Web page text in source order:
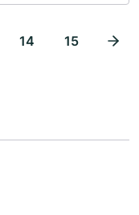
14 15